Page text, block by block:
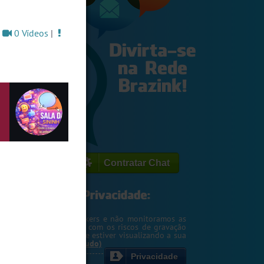
Contratar Chat
o seu IP de hackers e não monitoramos as
Entretanto, cuidado com os riscos de gravação
pela pessoa que estiver visualizando a sua
(Ler tudo)
Privacidade
0 Vídeos |